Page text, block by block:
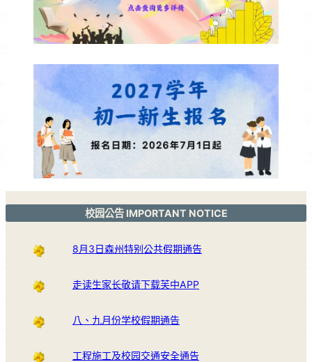
校园公告 IMPORTANT NOTICE
8月3日森州特别公共假期通告
走读生家长敬请下载芙中APP
八、九月份学校假期通告
工程施工及校园交通安全通告